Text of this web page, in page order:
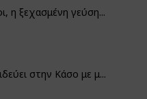
η ξεχασμένη γεύση...
στην Κάσο με μ...